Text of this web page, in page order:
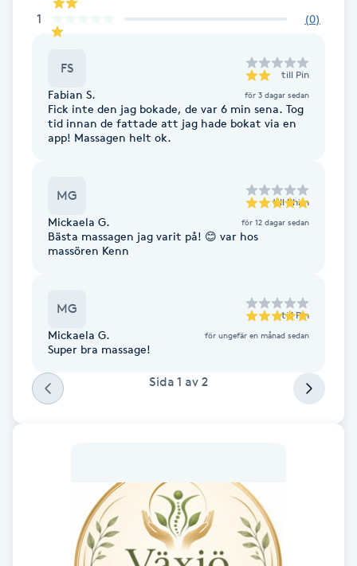
Diamantslipning
Enzympeeling
Extensions
Faceliftmassage
Fet hårbotten
Fettreducering
Fotmassage
1 (0)
FS till Pin
Fabian S. för 3 dagar sedan
Fick inte den jag bokade, de var 6 min sena. Tog
tid innan de fattade att jag hade bokat via en
app! Massagen helt ok.
MG till Phim
Mickaela G. för 12 dagar sedan
Bästa massagen jag varit på! 😊 var hos
massören Kenn
MG till Pin
Mickaela G. för ungefär en månad sedan
Super bra massage!
Sida 1 av 2